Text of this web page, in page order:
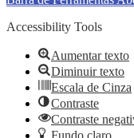
Accessibility Tools
Aumentar texto
Diminuir texto
Escala de Cinza
Contraste
Contraste
Fundo claro